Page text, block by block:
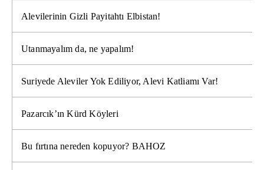
Alevilerinin Gizli Payitahtı Elbistan!
Utanmayalım da, ne yapalım!
Suriyede Aleviler Yok Ediliyor, Alevi Katliamı Var!
Pazarcık’ın Kürd Köyleri
Bu fırtına nereden kopuyor? BAHOZ